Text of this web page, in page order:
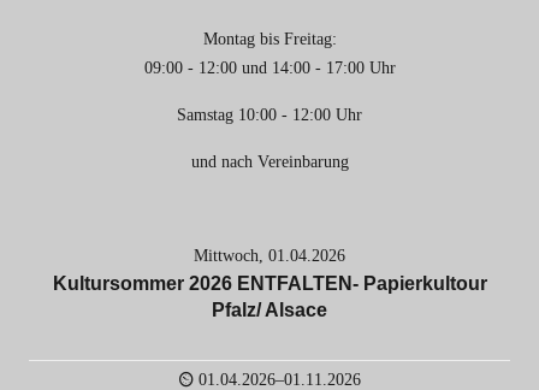
Montag bis Freitag:
09:00 - 12:00 und 14:00 - 17:00 Uhr
Samstag 10:00 - 12:00 Uhr
und nach Vereinbarung
Mittwoch, 01.04.2026
Kultursommer 2026 ENTFALTEN- Papierkultour
Pfalz/ Alsace
01.04.2026–01.11.2026